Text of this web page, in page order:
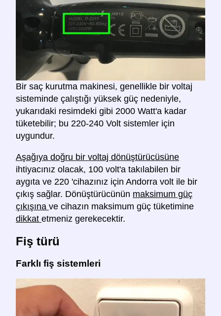
Bir saç kurutma makinesi, genellikle bir voltaj
sisteminde çalıştığı yüksek güç nedeniyle,
yukarıdaki resimdeki gibi 2000 Watt'a kadar
tüketebilir; bu 220-240 Volt sistemler için
uygundur.
Aşağıya doğru bir voltaj dönüştürücüsüne
ihtiyacınız olacak, 100 volt'a takılabilen bir
aygıta ve 220 'cihazınız için Andorra volt ile bir
çıkış sağlar. Dönüştürücünün maksimum güç
çıkışına ve cihazın maksimum güç tüketimine
dikkat etmeniz gerekecektir.
Fiş türü
Farklı fiş sistemleri